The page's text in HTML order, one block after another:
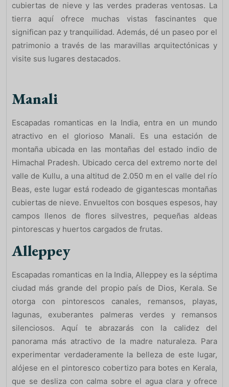
cubiertas de nieve y las verdes praderas ventosas. La
tierra aquí ofrece muchas vistas fascinantes que
significan paz y tranquilidad. Además, dé un paseo por el
patrimonio a través de las maravillas arquitectónicas y
visite sus lugares destacados.
Manali
Escapadas romanticas en la India, entra en un mundo
atractivo en el glorioso Manali. Es una estación de
montaña ubicada en las montañas del estado indio de
Himachal Pradesh. Ubicado cerca del extremo norte del
valle de Kullu, a una altitud de 2.050 m en el valle del río
Beas, este lugar está rodeado de gigantescas montañas
cubiertas de nieve. Envueltos con bosques espesos, hay
campos llenos de flores silvestres, pequeñas aldeas
pintorescas y huertos cargados de frutas.
Alleppey
Escapadas romanticas en la India, Alleppey es la séptima
ciudad más grande del propio país de Dios, Kerala. Se
otorga con pintorescos canales, remansos, playas,
lagunas, exuberantes palmeras verdes y remansos
silenciosos. Aquí te abrazarás con la calidez del
panorama más atractivo de la madre naturaleza. Para
experimentar verdaderamente la belleza de este lugar,
alójese en el pintoresco cobertizo para botes en Kerala,
que se desliza con calma sobre el agua clara y ofrece